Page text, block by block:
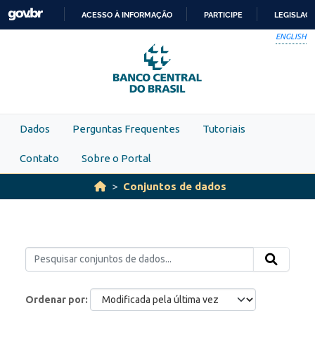
Skip to main content
PARA
O
CONTEÚDO
ACESSO À INFORMAÇÃO PARTICIPE
ENGLISH
Dados Perguntas Frequentes Tutoriais
Contato Sobre o Portal
Conjuntos de dados
Ordenar por